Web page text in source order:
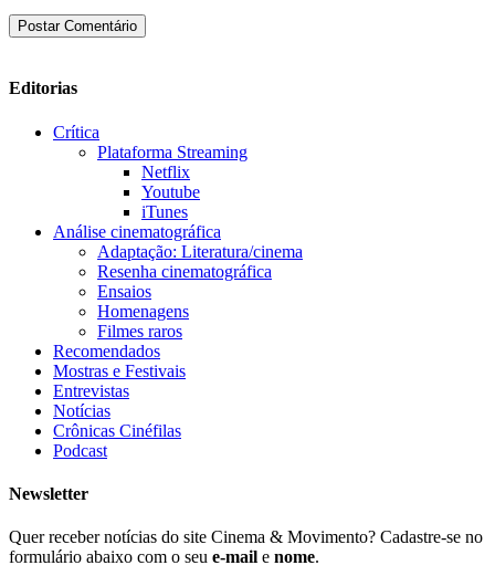
Editorias
Crítica
Plataforma Streaming
Netflix
Youtube
iTunes
Análise cinematográfica
Adaptação: Literatura/cinema
Resenha cinematográfica
Ensaios
Homenagens
Filmes raros
Recomendados
Mostras e Festivais
Entrevistas
Notícias
Crônicas Cinéfilas
Podcast
Newsletter
Quer receber notícias do site Cinema & Movimento? Cadastre-se no
formulário abaixo com o seu e-mail e nome.